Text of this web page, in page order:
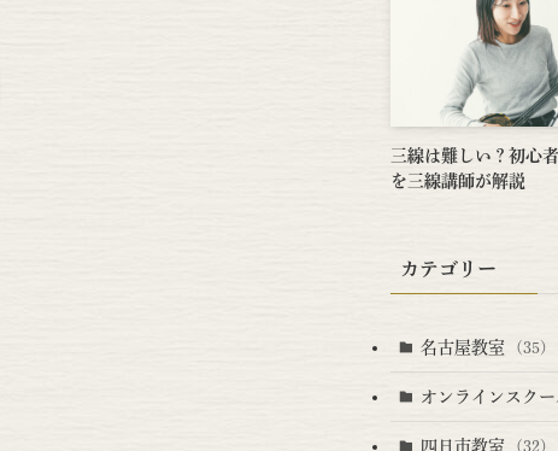
三線は難しい？初心
を三線講師が解説
カテゴリー
名古屋教室 (35)
オンラインスク
四日市教室 (32)